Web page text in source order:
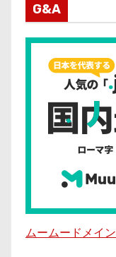
G&A
ムームードメイン